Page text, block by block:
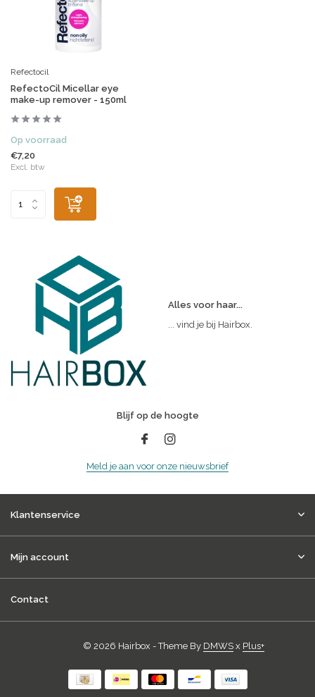
Refectocil
RefectoCil Micellar eye
make-up remover - 150ml
Op voorraad
€7,20
Excl. btw
Alles voor haar...
... vind je bij Hairbox.
Blijf op de hoogte
Meld je aan voor onze nieuwsbrief
Klantenservice
Mijn account
Contact
© 2026 Hairbox - Theme By DMWSx Plus+